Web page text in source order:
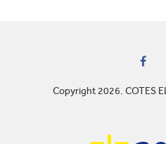
Copyright 2026. COTES